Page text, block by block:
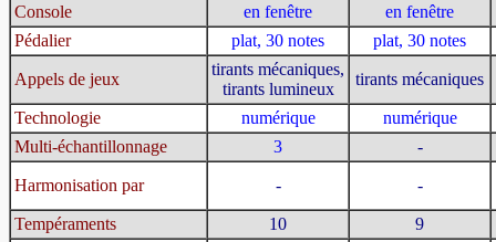
Console
en fenêtre
en fenêtre
Pédalier
plat, 30 notes plat, 30 notes
Appels de jeux
tirants mécaniques,
tirants lumineux
tirants mécaniques
Technologie numérique
numérique
Multi-échantillonnage
3 -
Harmonisation par - -
Tempéraments 10
9